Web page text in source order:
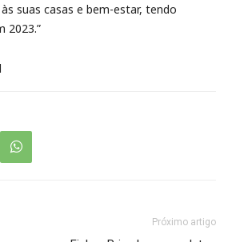
suas casas e bem-estar, tendo
2023.”
Próximo artigo